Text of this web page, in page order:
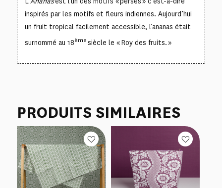
inspirés par les motifs et fleurs indiennes. Aujourd’hui
un fruit tropical facilement accessible, l’ananas était
surnommé au 18èmesiècle le « Roy des fruits. »
PRODUITS SIMILAIRES